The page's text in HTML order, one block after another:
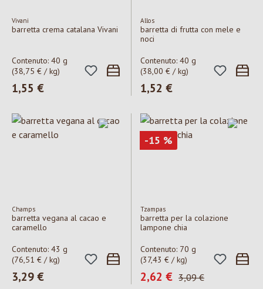
Vivani
barretta crema catalana Vivani
Contenuto: 40 g
(38,75 € / kg)
Prezzo normale:
1,55 €
Allos
barretta di frutta con mele e
noci
Contenuto: 40 g
(38,00 € / kg)
Prezzo normale:
1,52 €
Champs
barretta vegana al cacao e
caramello
Contenuto: 43 g
(76,51 € / kg)
Prezzo normale:
3,29 €
-15 Sconto
%
Tzampas
barretta per la colazione
lampone chia
Contenuto: 70 g
(37,43 € / kg)
Prezzo di vendita:
2,62 € Prezzo normale:
3,09 €